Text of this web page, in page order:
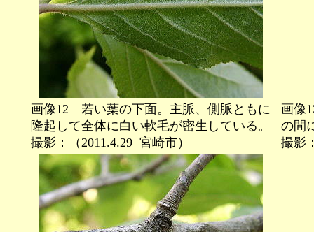
画像12 若い葉の下面。主脈、側脈ともに
隆起して全体に白い軟毛が密生している。
撮影：（2011.4.29 宮崎市）
画像
の間
撮影